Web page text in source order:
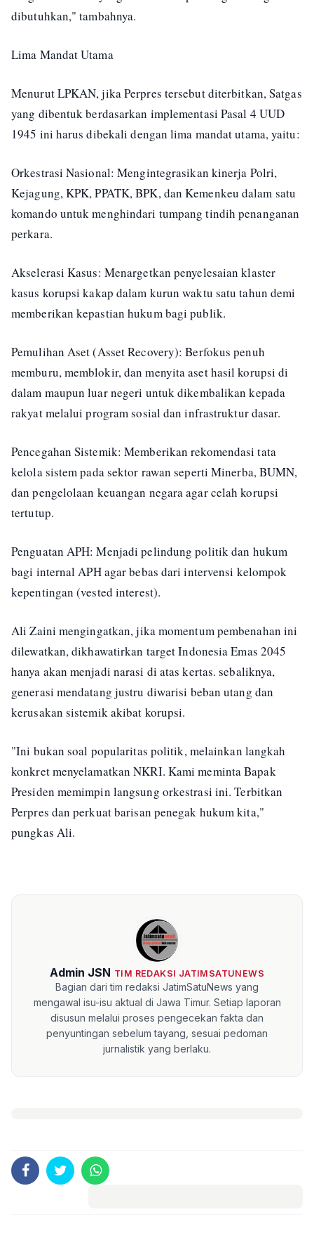
dibutuhkan," tambahnya.
Lima Mandat Utama
Menurut LPKAN, jika Perpres tersebut diterbitkan, Satgas
yang dibentuk berdasarkan implementasi Pasal 4 UUD
1945 ini harus dibekali dengan lima mandat utama, yaitu:
Orkestrasi Nasional: Mengintegrasikan kinerja Polri,
Kejagung, KPK, PPATK, BPK, dan Kemenkeu dalam satu
komando untuk menghindari tumpang tindih penanganan
perkara.
Akselerasi Kasus: Menargetkan penyelesaian klaster
kasus korupsi kakap dalam kurun waktu satu tahun demi
memberikan kepastian hukum bagi publik.
Pemulihan Aset (Asset Recovery): Berfokus penuh
memburu, memblokir, dan menyita aset hasil korupsi di
dalam maupun luar negeri untuk dikembalikan kepada
rakyat melalui program sosial dan infrastruktur dasar.
Pencegahan Sistemik: Memberikan rekomendasi tata
kelola sistem pada sektor rawan seperti Minerba, BUMN,
dan pengelolaan keuangan negara agar celah korupsi
tertutup.
Penguatan APH: Menjadi pelindung politik dan hukum
bagi internal APH agar bebas dari intervensi kelompok
kepentingan (vested interest).
Ali Zaini mengingatkan, jika momentum pembenahan ini
dilewatkan, dikhawatirkan target Indonesia Emas 2045
hanya akan menjadi narasi di atas kertas. sebaliknya,
generasi mendatang justru diwarisi beban utang dan
kerusakan sistemik akibat korupsi.
"Ini bukan soal popularitas politik, melainkan langkah
konkret menyelamatkan NKRI. Kami meminta Bapak
Presiden memimpin langsung orkestrasi ini. Terbitkan
Perpres dan perkuat barisan penegak hukum kita,"
pungkas Ali.
Admin JSN TIM REDAKSI JATIMSATUNEWS
Bagian dari tim redaksi JatimSatuNews yang
mengawal isu-isu aktual di Jawa Timur. Setiap laporan
disusun melalui proses pengecekan fakta dan
penyuntingan sebelum tayang, sesuai pedoman
jurnalistik yang berlaku.